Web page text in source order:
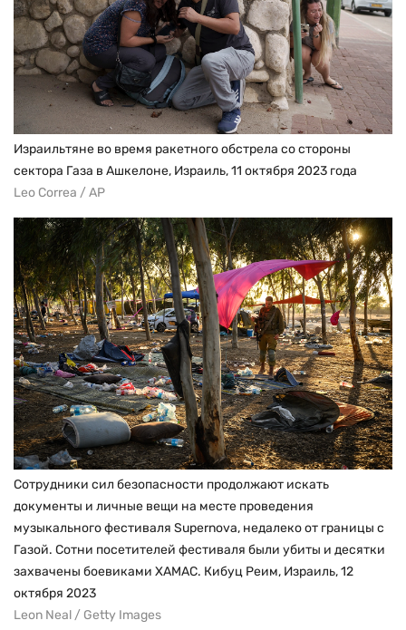
Израильтяне во время ракетного обстрела со стороны
сектора Газа в Ашкелоне, Израиль, 11 октября 2023 года
Leo Correa / AP
Сотрудники сил безопасности продолжают искать
документы и личные вещи на месте проведения
музыкального фестиваля Supernova, недалеко от границы с
Газой. Сотни посетителей фестиваля были убиты и десятки
захвачены боевиками ХАМАС. Кибуц Реим, Израиль, 12
октября 2023
Leon Neal / Getty Images